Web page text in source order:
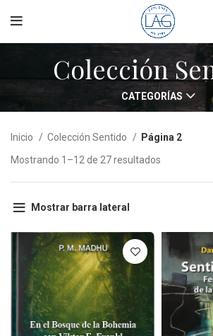
Colección
CATEGORÍAS
Inicio Colección Sentido
Página 2
Mostrando 1–12 de 27 resultados
Mostrar barra lateral